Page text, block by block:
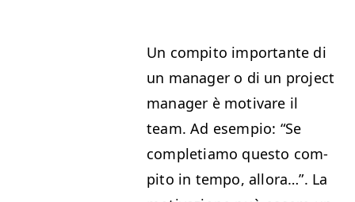
Un com­pi­to impor­tante di
un man­ag­er o di un project
man­ag­er è moti­vare il
team. Ad esem­pio: “Se
com­ple­ti­amo questo com­
pi­to in tem­po, allo­ra…”. La